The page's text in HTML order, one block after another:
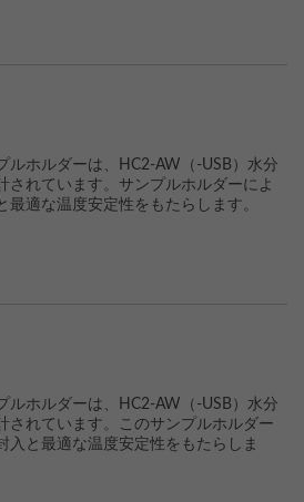
ルホルダーは、HC2-AW（-USB）水分
されています。サンプルホルダーによ
最適な温度安定性をもたらします。
ルホルダーは、HC2-AW（-USB）水分
されています。このサンプルホルダー
入と最適な温度安定性をもたらしま